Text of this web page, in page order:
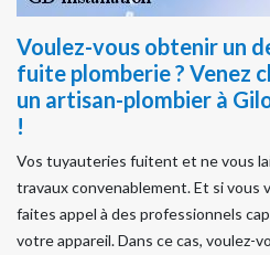
Voulez-vous obtenir un
fuite plomberie ? Venez
un artisan-plombier à
!
Vos tuyauteries fuitent et ne vous
travaux convenablement. Et si
faites appel à des professionnels
votre appareil. Dans ce cas, voulez-